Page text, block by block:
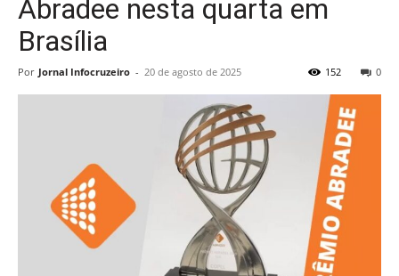
Abradee nesta quarta em
Brasília
Por Jornal Infocruzeiro - 20 de agosto de 2025 0
152